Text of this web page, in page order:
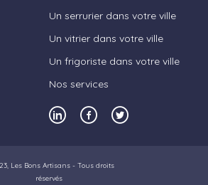
Un serrurier dans votre ville
Un vitrier dans votre ville
Un frigoriste dans votre ville
Nos services
Les Bons Artisans - Tous droits
réservés